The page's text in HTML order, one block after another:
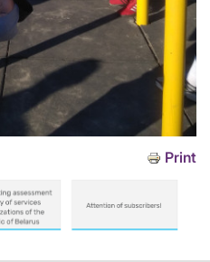
Print